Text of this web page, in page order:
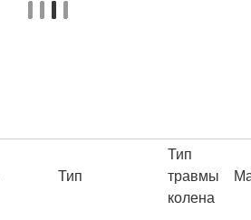
Тип
Тип
травмы
колена